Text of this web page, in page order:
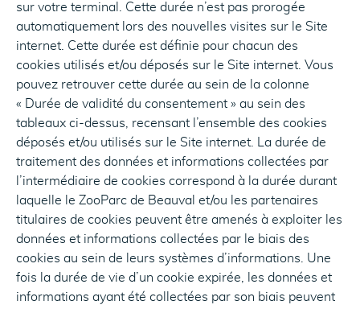
sur votre terminal. Cette durée n’est pas prorogée
automatiquement lors des nouvelles visites sur le Site
internet. Cette durée est définie pour chacun des
cookies utilisés et/ou déposés sur le Site internet. Vous
pouvez retrouver cette durée au sein de la colonne
« Durée de validité du consentement » au sein des
tableaux ci-dessus, recensant l’ensemble des cookies
déposés et/ou utilisés sur le Site internet. La durée de
traitement des données et informations collectées par
l’intermédiaire de cookies correspond à la durée durant
laquelle le ZooParc de Beauval et/ou les partenaires
titulaires de cookies peuvent être amenés à exploiter les
données et informations collectées par le biais des
cookies au sein de leurs systèmes d’informations. Une
fois la durée de vie d’un cookie expirée, les données et
informations ayant été collectées par son biais peuvent